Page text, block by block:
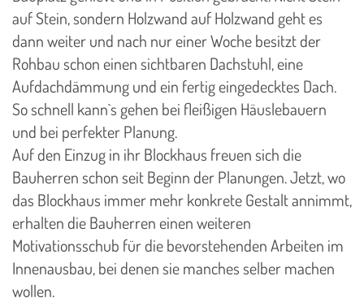
auf Stein, sondern Holzwand auf Holzwand geht es
dann weiter und nach nur einer Woche besitzt der
Rohbau schon einen sichtbaren Dachstuhl, eine
Aufdachdämmung und ein fertig eingedecktes Dach.
So schnell kann`s gehen bei fleißigen Häuslebauern
und bei perfekter Planung.
Auf den Einzug in ihr Blockhaus freuen sich die
Bauherren schon seit Beginn der Planungen. Jetzt, wo
das Blockhaus immer mehr konkrete Gestalt annimmt,
erhalten die Bauherren einen weiteren
Motivationsschub für die bevorstehenden Arbeiten im
Innenausbau, bei denen sie manches selber machen
wollen.